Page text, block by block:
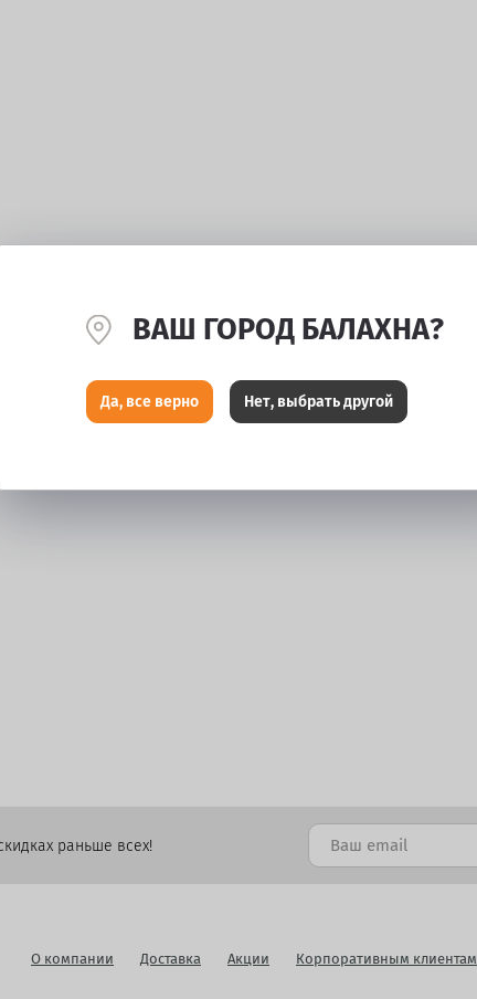
раньше всех!
О компании Доставка Акции Корпоративным клиентам
ВАШ ГОРОД БАЛАХНА?
Да, все верно Нет, выбрать другой